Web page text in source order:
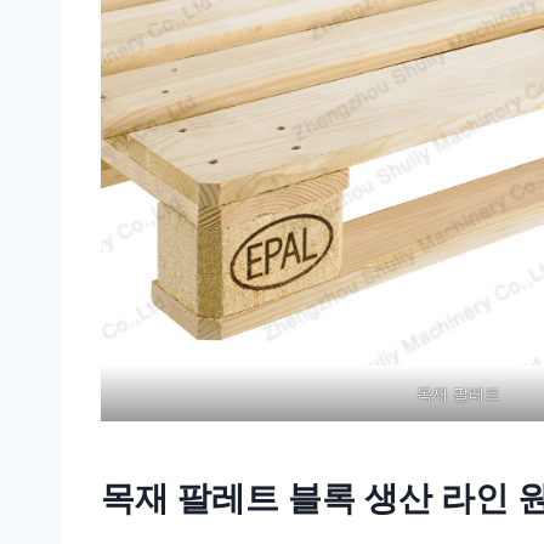
목재 팔레트
목재 팔레트 블록 생산 라인